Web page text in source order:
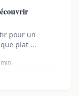
pour un
plat ...